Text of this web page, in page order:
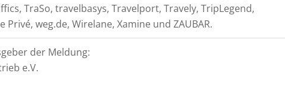
TraSo, travelbasys, Travelport, Travely, TripLegend,
Privé, weg.de, Wirelane, Xamine und ZAUBAR.
der Meldung:
e.V.